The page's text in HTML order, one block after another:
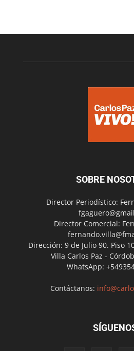
SOBRE
Director Periodístico:
Director Comercial:
Dirección: 9 de Julio 90. Piso
Villa Carlos Paz -
WhatsApp:
Contáctanos: